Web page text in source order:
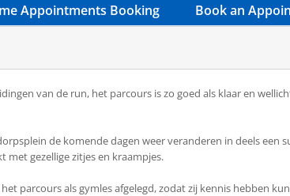
Appointments Booking Book an
van de run, het parcours is zo goed als klaar en
de komende dagen weer veranderen in deels een
met gezellige zitjes en kraampjes.
parcours als gymles afgelegd, zodat zij kennis hebben